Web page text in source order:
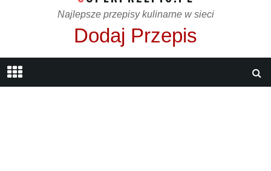
Najlepsze przepisy kulinarne w sieci
Dodaj Przepis